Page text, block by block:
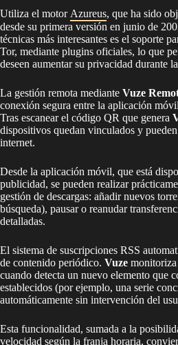
Utiliza el motor Azureus, que ha sido
desde su primera versión en junio de
técnicas más interesantes es el soporte
Tor, mediante plugins oficiales, lo que
deseen aumentar su privacidad durante
La gestión remota mediante Vuze
conexión segura entre la aplicación
Tras escanear el código QR que genera
dispositivos quedan vinculados y
internet.
Desde la aplicación móvil, que está
publicidad, se pueden realizar
gestión de descargas: añadir nuevos
búsqueda), pausar o reanudar
detalladas.
El sistema de suscripciones RSS
de contenido periódico. Vuze
cuando detecta un nuevo elemento que
establecidos (por ejemplo, una serie
automáticamente sin intervención del
Esta funcionalidad, sumada a la
velocidad según la franja horaria,